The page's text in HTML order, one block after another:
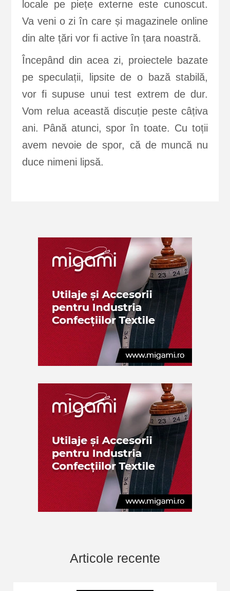
locale pe piețe externe este cunoscut.
Va veni o zi în care și magazinele online
din alte țări vor fi active în țara noastră.
Începând din acea zi, proiectele bazate
pe speculații, lipsite de o bază stabilă,
vor fi supuse unui test extrem de dur.
Vom relua această discuție peste câțiva
ani. Până atunci, spor în toate. Cu toții
avem nevoie de spor, că de muncă nu
duce nimeni lipsă.
Articole recente